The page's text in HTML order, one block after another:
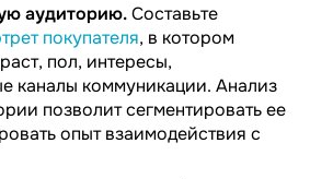
аудиторию.Составьте
покупателя, в котором
пол, интересы,
каналы коммуникации. Анализ
позволит сегментировать ее
опыт взаимодействия с